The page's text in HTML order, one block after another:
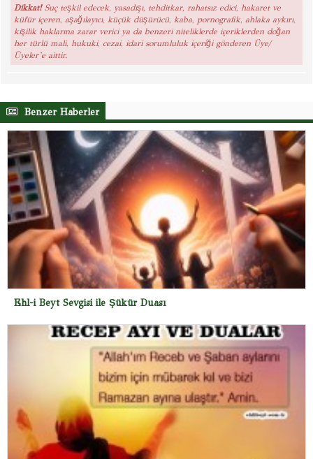
Dikkat!Suç teşkil edecek, yasadışı, tehditkar, rahatsız edici, hakaret ve
küfür içeren, aşağılayıcı, küçük düşürücü, kaba, pornografik, ahlaka aykırı,
kişilik haklarına zarar verici ya da benzeri niteliklerde içeriklerden doğan
her türlü mali, hukuki, cezai, idari sorumluluk içeriği gönderen Üye/
Üyeler’e aittir.
Benzer Haberler
Ehl-i Beyt Sevgisi ile Şükür Duası